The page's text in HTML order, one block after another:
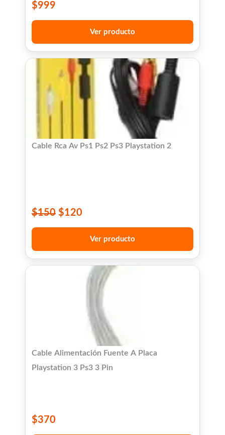
$999
Ver producto
Cable Rca Av Ps1 Ps2 Ps3 Playstation 2
$150 $120
Ver producto
Cable Alimentación Fuente A Placa
Playstation 3 Ps3 3 Pin
$370